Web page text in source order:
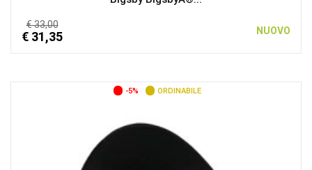
€ 33,00
€ 31,35 NUOVO
-5% ORDINABILE